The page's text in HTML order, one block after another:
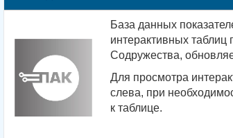
База данных
интерактивных
Содружества,
Для просмотра
слева, при
к таблице.